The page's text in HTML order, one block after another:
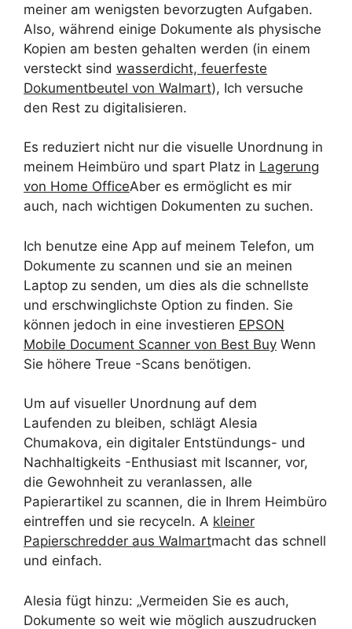
meiner am wenigsten bevorzugten Aufgaben.
Also, während einige Dokumente als physische
Kopien am besten gehalten werden (in einem
versteckt sind wasserdicht, feuerfeste
Dokumentbeutel von Walmart), Ich versuche
den Rest zu digitalisieren.
Es reduziert nicht nur die visuelle Unordnung in
meinem Heimbüro und spart Platz in Lagerung
von Home OfficeAber es ermöglicht es mir
auch, nach wichtigen Dokumenten zu suchen.
Ich benutze eine App auf meinem Telefon, um
Dokumente zu scannen und sie an meinen
Laptop zu senden, um dies als die schnellste
und erschwinglichste Option zu finden. Sie
können jedoch in eine investieren EPSON
Mobile Document Scanner von Best Buy Wenn
Sie höhere Treue -Scans benötigen.
Um auf visueller Unordnung auf dem
Laufenden zu bleiben, schlägt Alesia
Chumakova, ein digitaler Entstündungs- und
Nachhaltigkeits -Enthusiast mit Iscanner, vor,
die Gewohnheit zu veranlassen, alle
Papierartikel zu scannen, die in Ihrem Heimbüro
eintreffen und sie recyceln. A kleiner
Papierschredder aus Walmartmacht das schnell
und einfach.
Alesia fügt hinzu: „Vermeiden Sie es auch,
Dokumente so weit wie möglich auszudrucken